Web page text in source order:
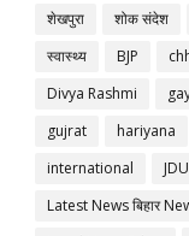
शेखपुरा
शोक संदेश
स्वास्थ्य
BJP
Divya Rashmi
gujrat
hariyana
international
JDU
Latest News बिहार